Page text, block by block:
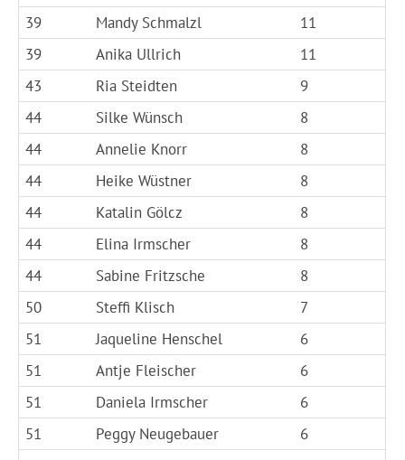
39
Mandy Schmalzl
11
39
Anika Ullrich
11
43
Ria Steidten
9
44
Silke Wünsch
8
44
Annelie Knorr
8
44
Heike Wüstner
8
44
Katalin Gölcz
8
44
Elina Irmscher
8
44
Sabine Fritzsche
8
50
Steffi Klisch
7
51
Jaqueline Henschel
6
51
Antje Fleischer
6
51
Daniela Irmscher
6
51
Peggy Neugebauer
6